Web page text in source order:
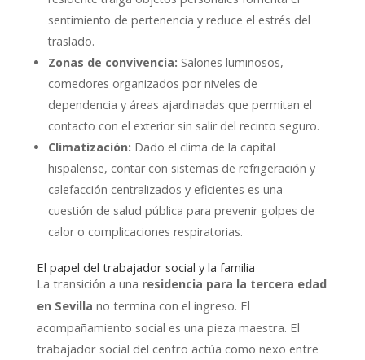
sentimiento de pertenencia y reduce el estrés del
traslado.
Zonas de convivencia: Salones luminosos,
comedores organizados por niveles de
dependencia y áreas ajardinadas que permitan el
contacto con el exterior sin salir del recinto seguro.
Climatización: Dado el clima de la capital
hispalense, contar con sistemas de refrigeración y
calefacción centralizados y eficientes es una
cuestión de salud pública para prevenir golpes de
calor o complicaciones respiratorias.
El papel del trabajador social y la familia
La transición a una residencia para la tercera edad
en Sevilla no termina con el ingreso. El
acompañamiento social es una pieza maestra. El
trabajador social del centro actúa como nexo entre